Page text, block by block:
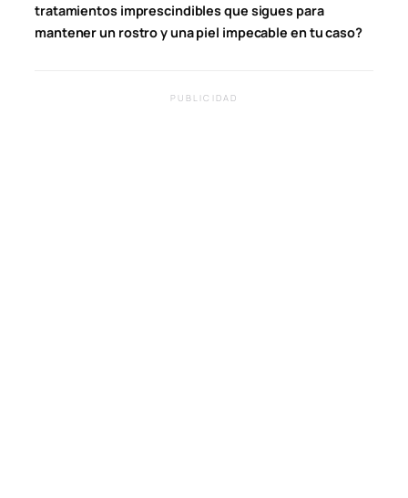
tratamientos imprescindibles que sigues para
mantener un rostro y una piel impecable en tu caso?
PUBLICIDAD